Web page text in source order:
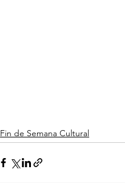
Fin de Semana Cultural